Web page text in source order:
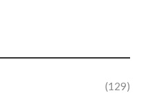
(129)